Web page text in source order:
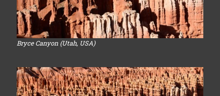
Bryce Canyon (Utah, USA)